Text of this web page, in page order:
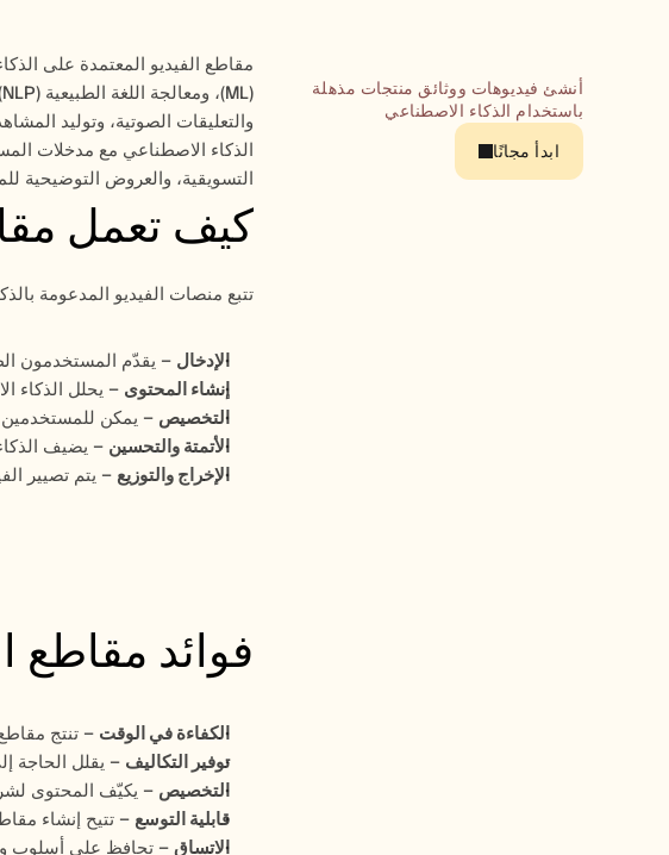
باستخدام الذكاء الاصطناعي
ابدأ مجانًا
التسويقية، والعروض التوضيحية
كيف تعمل
تتبع منصات الفيديو المدعومة
الإدخال – يقدّم المستخدمون
إنشاء المحتوى – يحلل الذكاء
التخصيص – يمكن للمستخدمين
الأتمتة والتحسين – يضيف
الإخراج والتوزيع – يتم تصيير
فوائد مقاطع
الكفاءة في الوقت – تنتج
توفير التكاليف – يقلل الحاجة
التخصيص – يكيّف المحتوى
قابلية التوسع – تتيح إنشاء
الاتساق – تحافظ على أسلوب